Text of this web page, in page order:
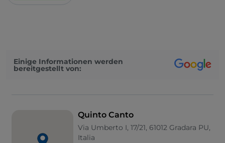
Einige Informationen werden
bereitgestellt von:
Quinto Canto
Via Umberto I, 17/21, 61012 Gradara PU,
Italia